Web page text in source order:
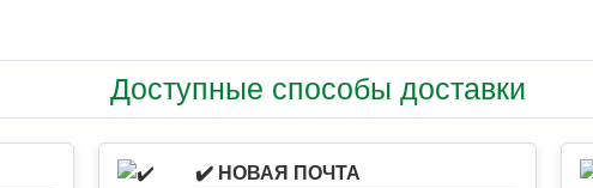
Доступные способы доставки
✔️ НОВАЯ ПОЧТА